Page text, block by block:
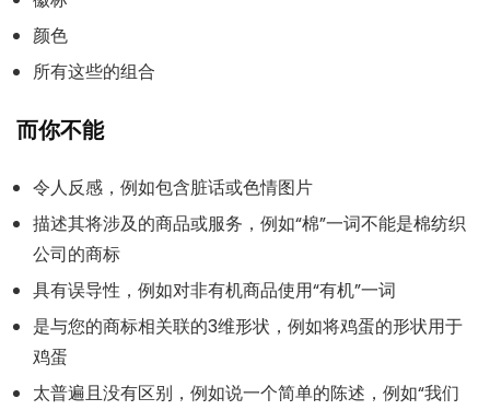
颜色
所有这些的组合
而你不能
令人反感，例如包含脏话或色情图片
描述其将涉及的商品或服务，例如“棉”一词不能是棉纺织
公司的商标
具有误导性，例如对非有机商品使用“有机”一词
是与您的商标相关联的3维形状，例如将鸡蛋的形状用于
鸡蛋
太普遍且没有区别，例如说一个简单的陈述，例如“我们